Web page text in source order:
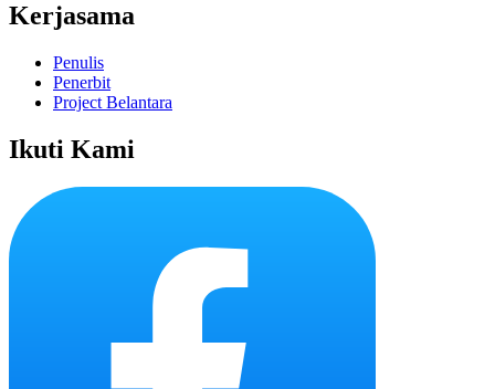
Kerjasama
Penulis
Penerbit
Project Belantara
Ikuti Kami